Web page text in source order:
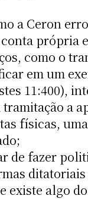
a Ceron
própria
como o
em um
11:400),
a
físicas,
de fazer
algo